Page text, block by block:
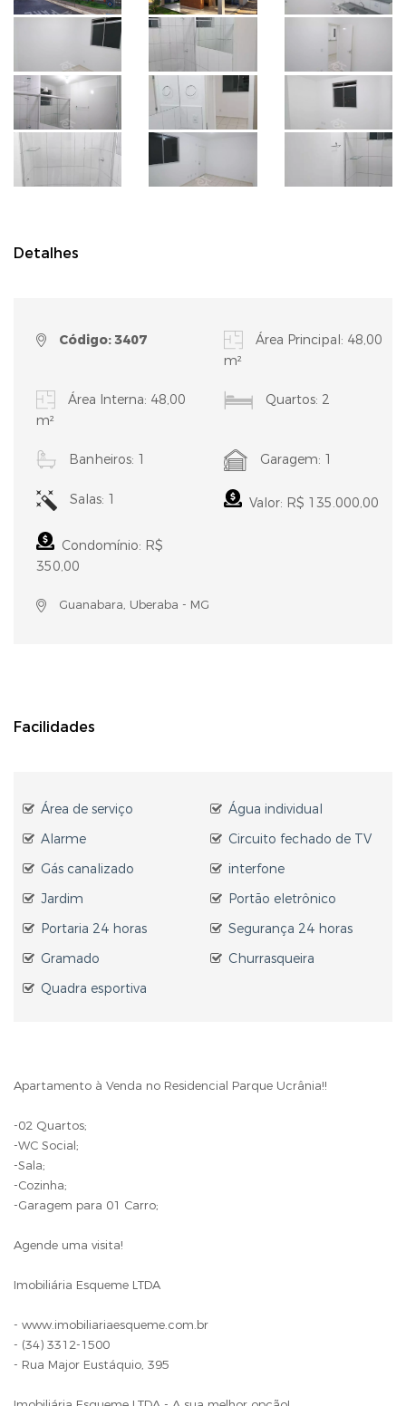
Detalhes
Código: 3407
Área Principal: 48,00
m²
Área Interna: 48,00
m²
Quartos: 2
Banheiros: 1 Garagem: 1
Salas: 1 Valor: R$ 135.000,00
Condomínio: R$
350,00
Guanabara, Uberaba - MG
Facilidades
Área de serviço
Água individual
Alarme
Circuito fechado de TV
Gás canalizado
interfone
Jardim
Portão eletrônico
Portaria 24 horas
Segurança 24 horas
Gramado
Churrasqueira
Quadra esportiva
Apartamento à Venda no Residencial Parque Ucrânia!!
-02 Quartos;
-WC Social;
-Sala;
-Cozinha;
-Garagem para 01 Carro;
Agende uma visita!
Imobiliária Esqueme LTDA
- www.imobiliariaesqueme.com.br
- (34) 3312-1500
- Rua Major Eustáquio, 395